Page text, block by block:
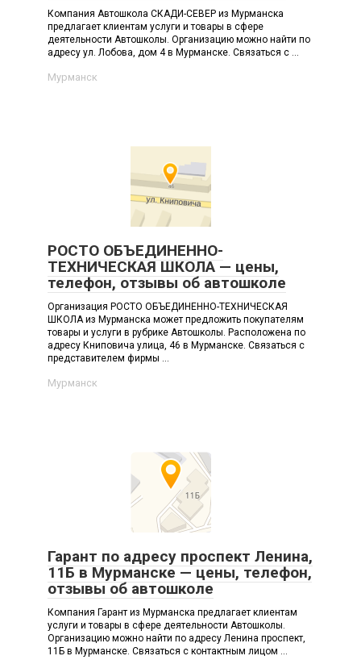
Компания Автошкола СКАДИ-СЕВЕР из Мурманска
предлагает клиентам услуги и товары в сфере
деятельности Автошколы. Организацию можно найти по
адресу ул. Лобова, дом 4 в Мурманске. Связаться с ...
Мурманск
РОСТО ОБЪЕДИНЕННО-
ТЕХНИЧЕСКАЯ ШКОЛА — цены,
телефон, отзывы об автошколе
Организация РОСТО ОБЪЕДИНЕННО-ТЕХНИЧЕСКАЯ
ШКОЛА из Мурманска может предложить покупателям
товары и услуги в рубрике Автошколы. Расположена по
адресу Книповича улица, 46 в Мурманске. Связаться с
представителем фирмы ...
Мурманск
Гарант по адресу проспект Ленина,
11Б в Мурманске — цены, телефон,
отзывы об автошколе
Компания Гарант из Мурманска предлагает клиентам
услуги и товары в сфере деятельности Автошколы.
Организацию можно найти по адресу Ленина проспект,
11Б в Мурманске. Связаться с контактным лицом ...